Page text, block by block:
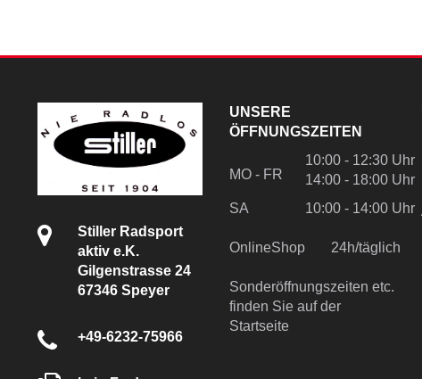
Stiller Radsport
aktiv e.K.
Gilgenstrasse 24
67346 Speyer
+49-6232-75966
UNSERE
ÖFFNUNGSZEITEN
MO - FR
10:00 - 12:30 Uhr
14:00 - 18:00 Uhr
SA
10:00 - 14:00 Uhr
OnlineShop 24h/täglich
Sonderöffnungszeiten etc.
finden Sie auf der
Startseite